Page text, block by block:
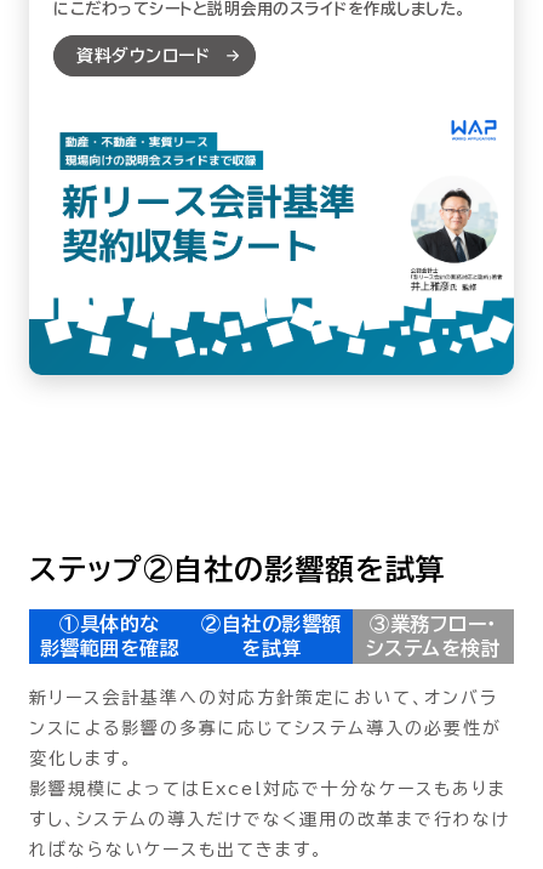
にこだわってシートと説明会用のスライドを作成しました。
資料ダウンロード
ステップ②自社の影響額を試算
①具体的な
影響範囲を確認
②自社の影響額
を試算
③業務フロー・
システムを検討
新リース会計基準への対応方針策定において、オンバラ
ンスによる影響の多寡に応じてシステム導入の必要性が
変化します。
影響規模によってはExcel対応で十分なケースもありま
すし、システムの導入だけでなく運用の改革まで行わなけ
ればならないケースも出てきます。